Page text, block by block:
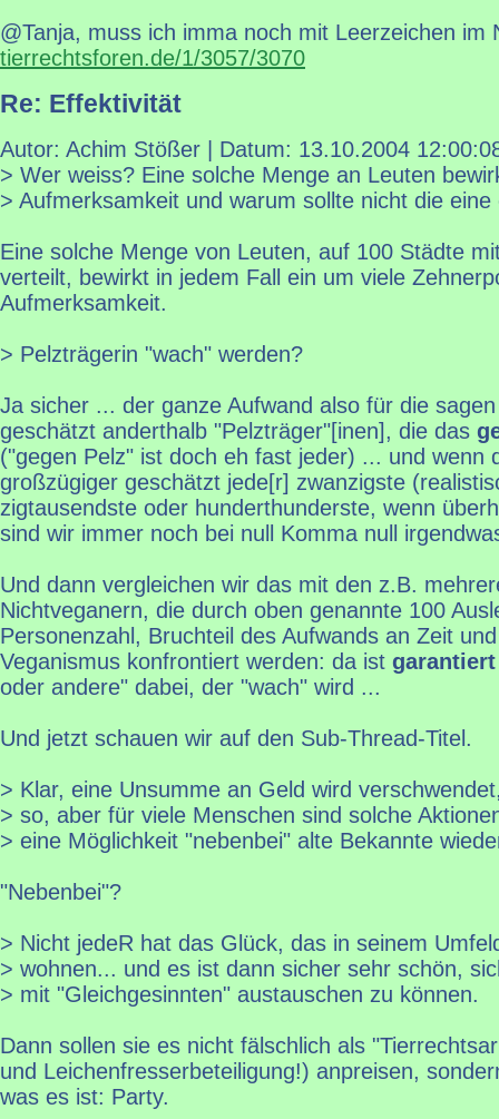
@Tanja, muss ich imma noch mit Leerzeichen im
tierrechtsforen.de/1/3057/3070
Re: Effektivität
Autor: Achim Stößer | Datum: 13.10.2004
> Wer weiss? Eine solche Menge an Leuten
> Aufmerksamkeit und warum sollte nicht die eine
Eine solche Menge von Leuten, auf 100 Städte
verteilt, bewirkt in jedem Fall ein um viele
Aufmerksamkeit.
> Pelzträgerin "wach" werden?
Ja sicher ... der ganze Aufwand also für die
geschätzt anderthalb "Pelzträger"[inen], die das
("gegen Pelz" ist doch eh fast jeder) ... und wenn
großzügiger geschätzt jede[r] zwanzigste
zigtausendste oder hunderthunderste, wenn
sind wir immer noch bei null Komma null
Und dann vergleichen wir das mit den z.B.
Nichtveganern, die durch oben genannte 100
Personenzahl, Bruchteil des Aufwands an Zeit
Veganismus konfrontiert werden: da ist garantiert
oder andere" dabei, der "wach" wird ...
Und jetzt schauen wir auf den Sub-Thread-Titel.
> Klar, eine Unsumme an Geld wird
> so, aber für viele Menschen sind solche
> eine Möglichkeit "nebenbei" alte Bekannte
"Nebenbei"?
> Nicht jedeR hat das Glück, das in seinem
> wohnen... und es ist dann sicher sehr schön,
> mit "Gleichgesinnten" austauschen zu können.
Dann sollen sie es nicht fälschlich als
und Leichenfresserbeteiligung!) anpreisen,
was es ist: Party.